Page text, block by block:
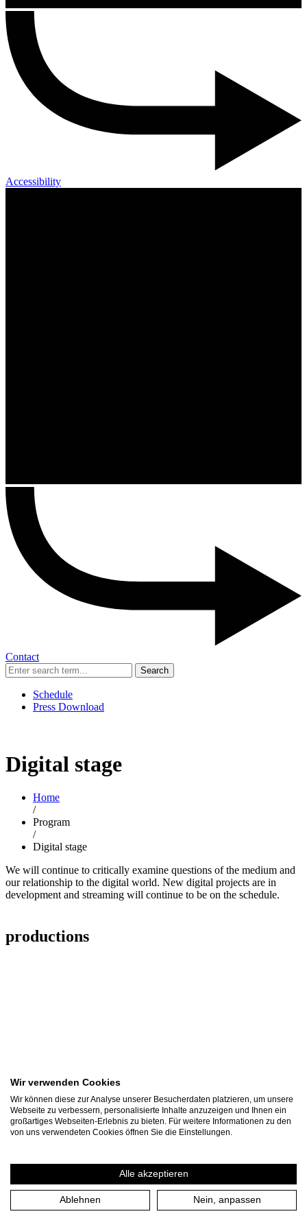
Accessibility
Contact
Search
Schedule
Press Download
Digital stage
Home
/
Program
/
Digital stage
We will continue to critically examine questions of the medium and
our relationship to the digital world. New digital projects are in
development and streaming will continue to be on the schedule.
productions
UN/UNCERTAIN
Wir verwenden Cookies
Wir können diese zur Analyse unserer Besucherdaten platzieren, um unsere
Webseite zu verbessern, personalisierte Inhalte anzuzeigen und Ihnen ein
großartiges Webseiten-Erlebnis zu bieten. Für weitere Informationen zu den
von uns verwendeten Cookies öffnen Sie die Einstellungen.
Alle akzeptieren
Ablehnen Nein, anpassen